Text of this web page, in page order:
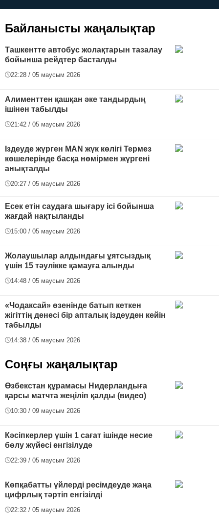
Байланысты жаңалықтар
Ташкентте автобус жолақтарын тазалау
бойынша рейдтер басталды
22:28 / 05 маусым 2026
Алименттен қашқан әке тандырдың
ішінен табылды
21:42 / 05 маусым 2026
Іздеуде жүрген MAN жүк көлігі Термез
көшелерінде басқа нөмірмен жүргені
анықталды
20:27 / 05 маусым 2026
Есек етін саудаға шығару ісі бойынша
жағдай нақтыланды
15:00 / 05 маусым 2026
Жолаушылар алдындағы ұятсыздық
үшін 15 тәулікке қамауға алынды
14:48 / 05 маусым 2026
«Чодаксай» өзенінде батып кеткен
жігіттің денесі бір апталық іздеуден кейін
табылды
14:38 / 05 маусым 2026
Соңғы жаңалықтар
Өзбекстан құрамасы Нидерландыға
қарсы матчта жеңіліп қалды (видео)
10:30 / 09 маусым 2026
Кәсіпкерлер үшін 1 сағат ішінде несие
бөлу жүйесі енгізілуде
22:39 / 05 маусым 2026
Көпқабатты үйлерді ресімдеуде жаңа
цифрлық тәртіп енгізілді
22:32 / 05 маусым 2026